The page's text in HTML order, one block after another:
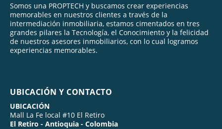
Somos una PROPTECH y buscamos crear experiencias
memorables en nuestros clientes a través de la
intermediación inmobiliaria, estamos cimentados en tres
grandes pilares la Tecnología, el Conocimiento y la felicidad
de nuestros asesores inmobiliarios, con lo cual logramos
experiencias memorables.
UBICACIÓN Y CONTACTO
UBICACIÓN
Mall La Fe local #10 El Retiro
El Retiro - Antioquia - Colombia